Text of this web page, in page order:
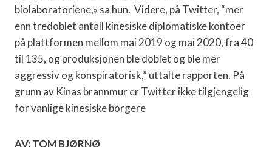
biolaboratoriene,» sa hun. Videre, på Twitter, “mer
enn tredoblet antall kinesiske diplomatiske kontoer
på plattformen mellom mai 2019 og mai 2020, fra 40
til 135, og produksjonen ble doblet og ble mer
aggressiv og konspiratorisk,” uttalte rapporten. På
grunn av Kinas brannmur er Twitter ikke tilgjengelig
for vanlige kinesiske borgere
AV: TOM BJØRNØ